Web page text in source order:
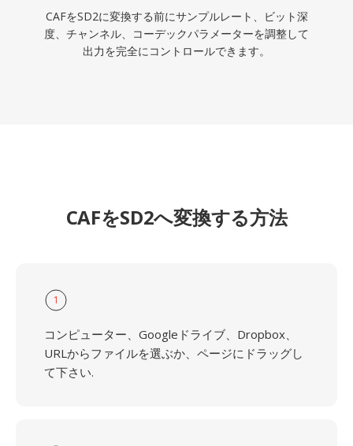
CAFをSD2に変換する前にサンプルレート、ビット深
度、チャンネル、コーデックパラメーターを調整して
出力を完全にコントロールできます。
CAFをSD2へ変換する方法
1
コンピューター、Googleドライブ、Dropbox、
URLからファイルを選ぶか、ページにドラッグし
て下さい.